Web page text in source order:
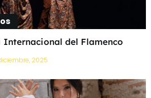
Internacional del Flamenco
2025